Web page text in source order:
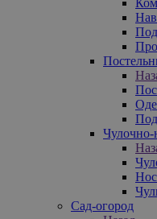
Чулочно-
Сад-огород